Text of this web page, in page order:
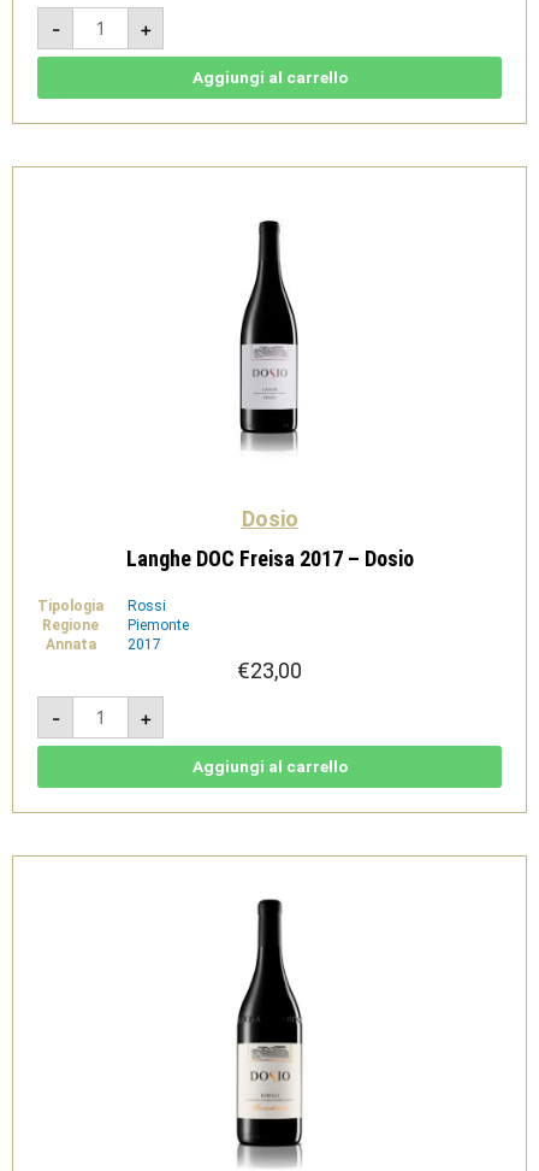
-
Barilà
Langhe
Nebbiolo
DOC
quantità
+
Aggiungi al carrello
Dosio
Langhe DOC Freisa 2017 – Dosio
Tipologia
Rossi
Regione
Piemonte
Annata
2017
€23,00
-
Langhe
DOC
Freisa
2017
+
Aggiungi al carrello